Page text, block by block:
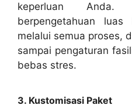
keperluan
berpengetahuan
melalui semua proses,
sampai pengaturan
bebas stres.
3. Kustomisasi Paket